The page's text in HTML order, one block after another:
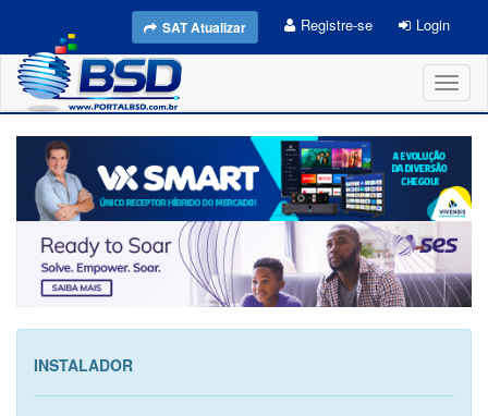
SAT Atualizar Registre-se Login
INSTALADOR